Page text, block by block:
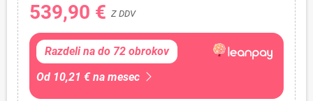
539,90 € Z DDV
Razdeli na do 72 obrokov
Od 10,21 € na mesec